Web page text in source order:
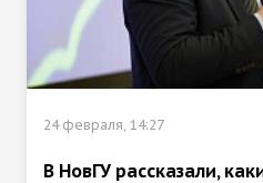
24 февраля, 14:27
В НовГУ рассказали,